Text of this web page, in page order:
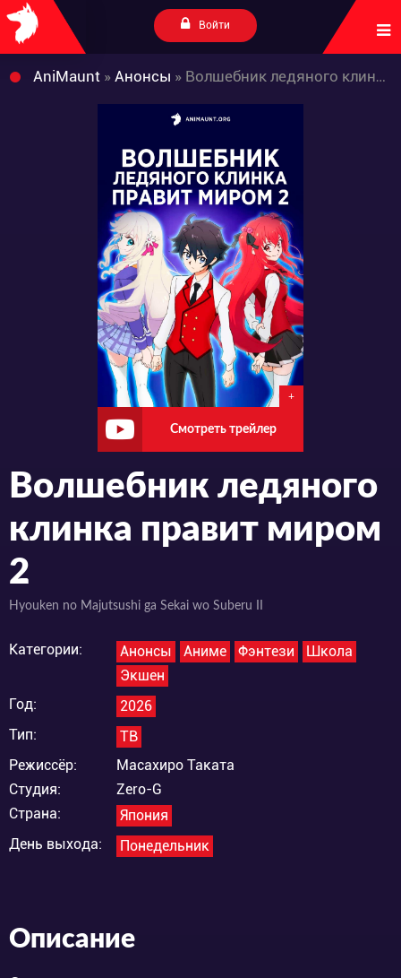
Войти
AniMaunt » Анонсы » Волшебник ледяного клинка правит миром 2
+
Смотреть трейлер
Волшебник ледяного
клинка правит миром
2
Hyouken no Majutsushi ga Sekai wo Suberu II
Категории: Анонсы Аниме Фэнтези
Школа
Экшен
Год:
2026
Тип:
ТВ
Режиссёр:
Масахиро Таката
Студия:
Zero-G
Страна:
Япония
День выхода:
Понедельник
Описание